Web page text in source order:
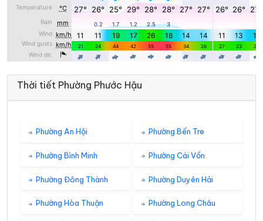
Thời tiết Phường Phước Hậu
Phường An Hội Phường Bến Tre
Phường Bình Minh Phường Cái Vồn
Phường Đông Thành Phường Duyên Hải
Phường Hòa Thuận Phường Long Châu